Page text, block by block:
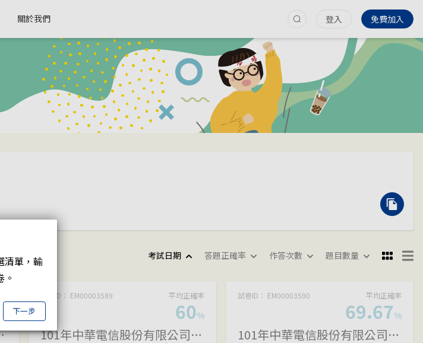
關於我們 登入 免費加入
考試日期 答題正確率 作答次數 題目數量
專員)遴選試題
試卷ID： EM00003589 平均正確率
60%
101年中華電信股份有限公司所屬機構從業人員(基層專員)遴選試題
試卷ID： EM00003590 平均正確率
69.67%
101年中華電信股份有限公司所屬機構從業人員(基層專員)遴選試題
單，輸
下一步